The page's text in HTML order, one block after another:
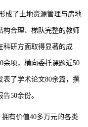
成了土地资源管理与房地
构合理、梯队完整的教师
科研方面取得显著的成
余项，横向委托课题近50
表了学术论文80余篇，撰
50余份。
有价值40多万元的各类